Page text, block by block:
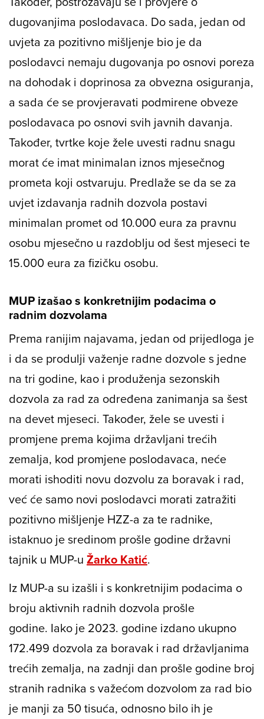
dugovanjima poslodavaca. Do sada, jedan od
uvjeta za pozitivno mišljenje bio je da
poslodavci nemaju dugovanja po osnovi poreza
na dohodak i doprinosa za obvezna osiguranja,
a sada će se provjeravati podmirene obveze
poslodavaca po osnovi svih javnih davanja.
Također, tvrtke koje žele uvesti radnu snagu
morat će imat minimalan iznos mjesečnog
prometa koji ostvaruju. Predlaže se da se za
uvjet izdavanja radnih dozvola postavi
minimalan promet od 10.000 eura za pravnu
osobu mjesečno u razdoblju od šest mjeseci te
15.000 eura za fizičku osobu.
MUP izašao s konkretnijim podacima o
radnim dozvolama
Prema ranijim najavama, jedan od prijedloga je
i da se produlji važenje radne dozvole s jedne
na tri godine, kao i produženja sezonskih
dozvola za rad za određena zanimanja sa šest
na devet mjeseci. Također, žele se uvesti i
promjene prema kojima državljani trećih
zemalja, kod promjene poslodavaca, neće
morati ishoditi novu dozvolu za boravak i rad,
već će samo novi poslodavci morati zatražiti
pozitivno mišljenje HZZ-a za te radnike,
istaknuo je sredinom prošle godine državni
tajnik u MUP-u Žarko Katić.
Iz MUP-a su izašli i s konkretnijim podacima o
broju aktivnih radnih dozvola prošle
godine. Iako je 2023. godine izdano ukupno
172.499 dozvola za boravak i rad državljanima
trećih zemalja, na zadnji dan prošle godine broj
stranih radnika s važećom dozvolom za rad bio
je manji za 50 tisuća, odnosno bilo ih je